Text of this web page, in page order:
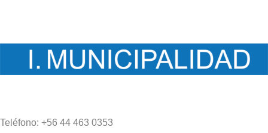
Teléfono: +56 44 463 0353